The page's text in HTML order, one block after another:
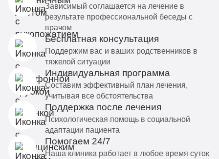
Зависимый соглашается на лечение в
результате профессиональной беседы с
врачом
Бесплатная консультация
Поддержим вас и ваших родственников в
тяжелой ситуации
Индивидуальная программа
Составим эффективный план лечения,
учитывая все обстоятельства
Поддержка после лечения
Психологическая помощь в социальной
адаптации пациента
Помогаем 24/7
Наша клиника работает в любое время суток